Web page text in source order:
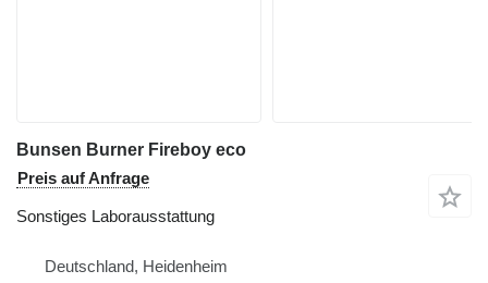
Bunsen Burner Fireboy eco
Preis auf Anfrage
Sonstiges Laborausstattung
Deutschland, Heidenheim